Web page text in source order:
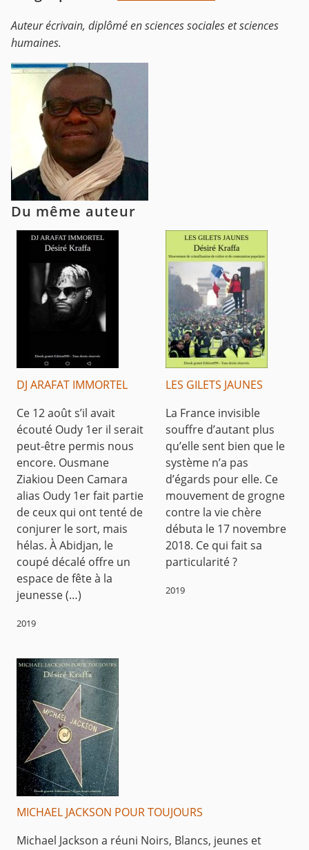
Auteur écrivain, diplômé en sciences sociales et sciences
humaines.
Du même auteur
DJ ARAFAT IMMORTEL
Ce 12 août s’il avait
écouté Oudy 1er il serait
peut-être permis nous
encore. Ousmane
Ziakiou Deen Camara
alias Oudy 1er fait partie
de ceux qui ont tenté de
conjurer le sort, mais
hélas. À Abidjan, le
coupé décalé offre un
espace de fête à la
jeunesse (…)
2019
LES GILETS JAUNES
La France invisible
souffre d’autant plus
qu’elle sent bien que le
système n’a pas
d’égards pour elle. Ce
mouvement de grogne
contre la vie chère
débuta le 17 novembre
2018. Ce qui fait sa
particularité ?
2019
MICHAEL JACKSON POUR TOUJOURS
Michael Jackson a réuni Noirs, Blancs, jeunes et